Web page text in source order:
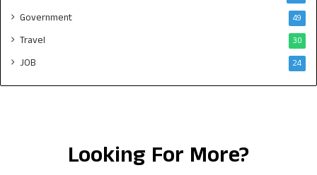
Government 49
Travel 30
JOB 24
Looking For More?